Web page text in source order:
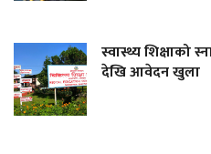
स्वास्थ्य शिक्षाको
देखि आवेदन खुला